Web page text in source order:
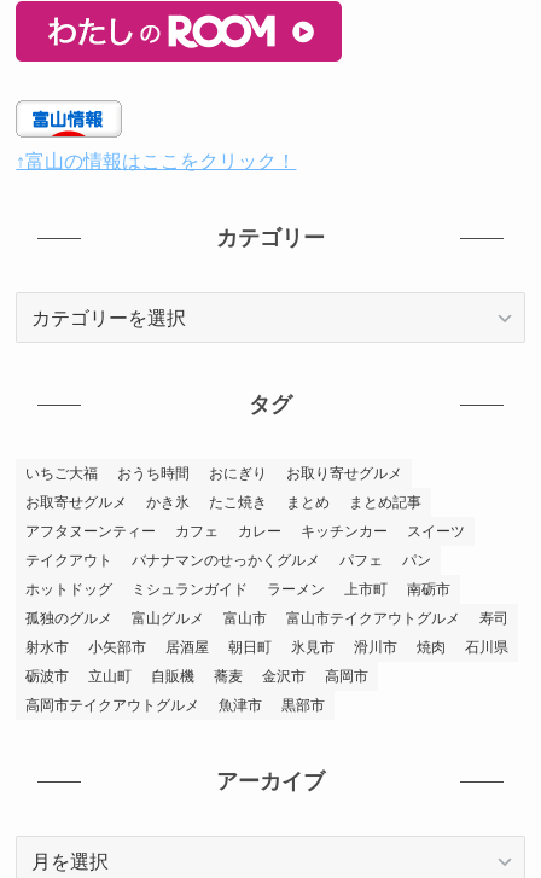
↑富山の情報はここをクリック！
カテゴリー
タグ
いちご大福 おうち時間 おにぎり
お取り寄せグルメ
お取寄せグルメ
かき氷 たこ焼き まとめ
まとめ記事
アフタヌーンティー
カフェ カレー キッチンカー
スイーツ
テイクアウト
バナナマンのせっかくグルメ パフェ
パン
ホットドッグ
ミシュランガイド ラーメン 上市町
南砺市
孤独のグルメ
富山グルメ 富山市 富山市テイクアウトグルメ
寿司
射水市
小矢部市 居酒屋 朝日町 氷見市 滑川市 焼肉
石川県
砺波市
立山町 自販機 蕎麦 金沢市
高岡市
高岡市テイクアウトグルメ
魚津市 黒部市
アーカイブ